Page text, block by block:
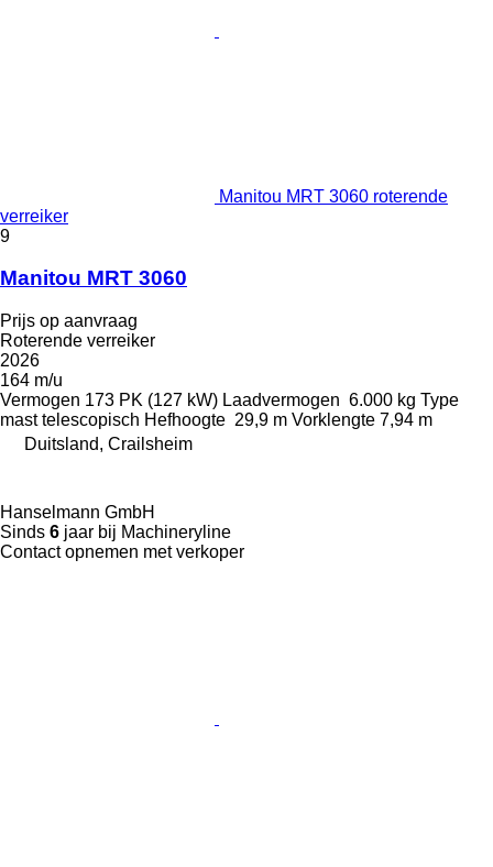
Manitou MRT 3060 roterende
verreiker
9
Manitou MRT 3060
Prijs op aanvraag
Roterende verreiker
2026
164 m/u
Vermogen 173 PK (127 kW) Laadvermogen 6.000 kg Type
mast telescopisch Hefhoogte 29,9 m Vorklengte 7,94 m
Duitsland, Crailsheim
Hanselmann GmbH
Sinds 6 jaar bij Machineryline
Contact opnemen met verkoper